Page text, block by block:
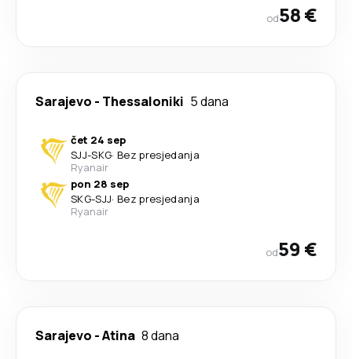
od58 €
Sarajevo - Thessaloniki 5 dana
čet 24 sep
SJJ-SKG· Bez presjedanja
Ryanair
pon 28 sep
SKG-SJJ· Bez presjedanja
Ryanair
od59 €
Sarajevo -Atina 8 dana